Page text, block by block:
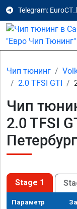
Telegram:
Чип тюнинг
2.0 TFSI GTI
Чип
2.0 TFSI
Stage 1
Параметр